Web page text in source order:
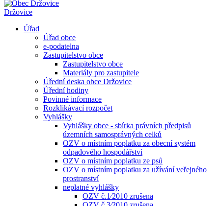
Držovice
Úřad
Úřad obce
e-podatelna
Zastupitelstvo obce
Zastupitelstvo obce
Materiály pro zastupitele
Úřední deska obce Držovice
Úřední hodiny
Povinné informace
Rozklikávací rozpočet
Vyhlášky
Vyhlášky obce - sbírka právních předpisů
územních samosprávných celků
OZV o místním poplatku za obecní systém
odpadového hospodářství
OZV o místním poplatku ze psů
OZV o místním poplatku za užívání veřejného
prostranství
neplatné vyhlášky
OZV č.1⁄2010 zrušena